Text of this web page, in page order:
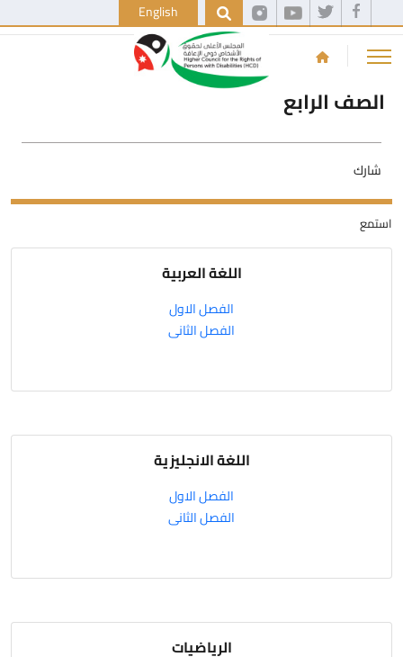
English
الصف الرابع
شارك
استمع
اللغة العربية
الفصل الاول
الفصل الثانى
اللغة الانجليزية
الفصل الاول
الفصل الثانى
الرياضيات